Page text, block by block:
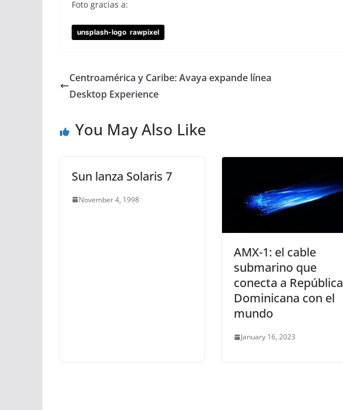
Foto gracias a:
unsplash-logo rawpixel
Centroamérica y Caribe: Avaya expande línea
Desktop Experience
You May Also Like
Sun lanza Solaris 7
November 4, 1998
AMX-1: el cable
submarino que
conecta a República
Dominicana con el
mundo
January 16, 2023